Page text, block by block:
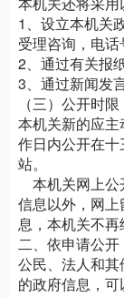
1、设立本机关
受理咨询，电话
2、通过有关报
3、通过新闻发
（三）公开时限
本机关新的应
作日内公开在
站。
本机关网上公
信息以外，网
息，本机关不再
二、依申请公开
公民、法人和
的政府信息，